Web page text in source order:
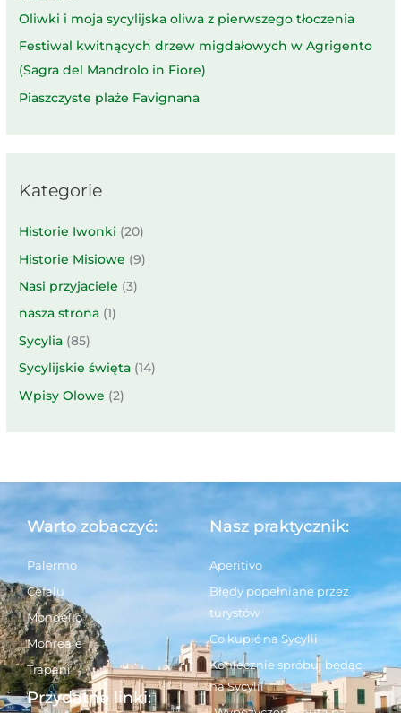
Oliwki i moja sycylijska oliwa z pierwszego tłoczenia
Festiwal kwitnących drzew migdałowych w Agrigento
(Sagra del Mandrolo in Fiore)
Piaszczyste plaże Favignana
Kategorie
Historie Iwonki (20)
Historie Misiowe (9)
Nasi przyjaciele (3)
nasza strona (1)
Sycylia (85)
Sycylijskie święta (14)
Wpisy Olowe (2)
Warto zobaczyć:
Palermo
Cefalu
Mondello
Monreale
Trapani
Nasz praktycznik:
Aperitivo
Błędy popełniane przez
turystów
Co kupić na Sycylii
Koniecznie spróbuj będąc
na Sycylii
Przydatne linki: